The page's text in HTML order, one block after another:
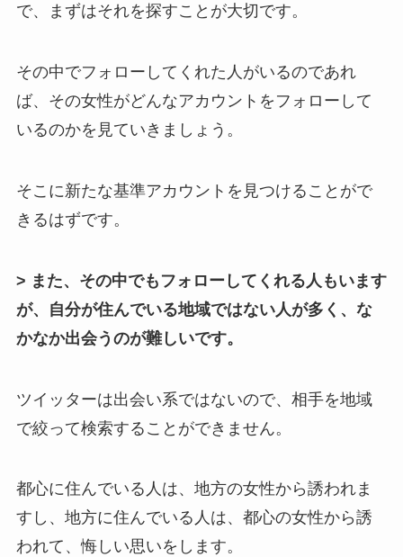
で、まずはそれを探すことが大切です。
その中でフォローしてくれた人がいるのであれ
ば、その女性がどんなアカウントをフォローして
いるのかを見ていきましょう。
そこに新たな基準アカウントを見つけることがで
きるはずです。
> また、その中でもフォローしてくれる人もいます
が、自分が住んでいる地域ではない人が多く、な
かなか出会うのが難しいです。
ツイッターは出会い系ではないので、相手を地域
で絞って検索することができません。
都心に住んでいる人は、地方の女性から誘われま
すし、地方に住んでいる人は、都心の女性から誘
われて、悔しい思いをします。